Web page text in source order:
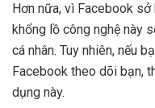
Hơn nữa, vì Facebook
khổng lồ công nghệ này
cá nhân. Tuy nhiên, nếu
Facebook theo dõi bạn,
dụng này.